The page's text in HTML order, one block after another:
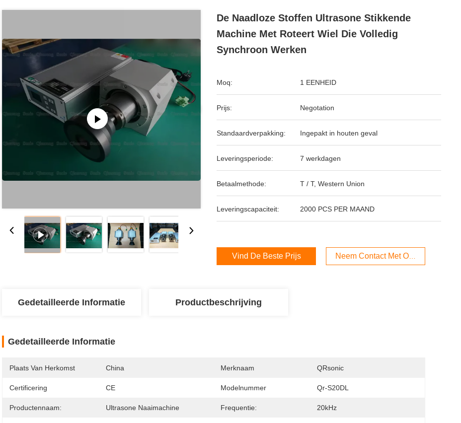
De Naadloze Stoffen Ultrasone Stikkende
Machine Met Roteert Wiel Die Volledig
Synchroon Werken
Moq: 1 EENHEID
Prijs: Negotation
Standaardverpakking: Ingepakt in houten geval
Leveringsperiode: 7 werkdagen
Betaalmethode: T / T, Western Union
Leveringscapaciteit: 2000 PCS PER MAAND
Vind De Beste Prijs Neem Contact Met Ons Op
Gedetailleerde Informatie Productbeschrijving
Gedetailleerde Informatie
Plaats Van Herkomst China Merknaam QRsonic
Certificering CE Modelnummer Qr-S20DL
Productennaam: Ultrasone Naaimachine Frequentie: 20kHz